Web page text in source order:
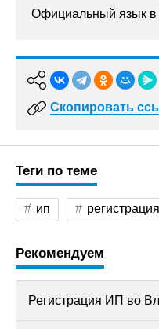
Официальный язык
Скопировать
Теги по теме
ип
Рекомендуем
Регистрация ИП во